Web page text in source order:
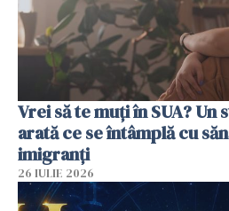
Vrei să te muți în SUA?
arată ce se întâmplă cu
imigranți
26 IULIE 2026